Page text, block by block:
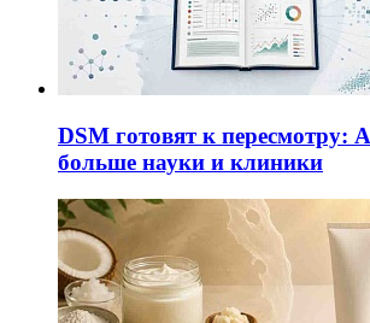
DSM готовят к пересмотру:
больше науки и клиники